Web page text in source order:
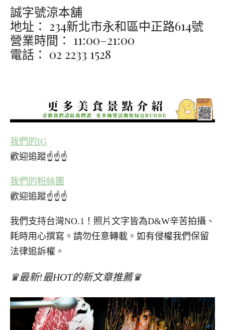
誠字號涼本舖
地址： 234新北市永和區中正路614號
營業時間： 11:00–21:00
電話： 02 2233 1528
我們的IG
歡迎追蹤☝☝☝
我們的粉絲團
歡迎追蹤☝☝☝
我們支持台灣NO.1！照片文字皆為D&W辛苦拍攝、
耗時用心撰寫。請勿任意轉載。如有侵權我們保留
法律追訴權。
♛最新!最HOT的新文章推薦♛